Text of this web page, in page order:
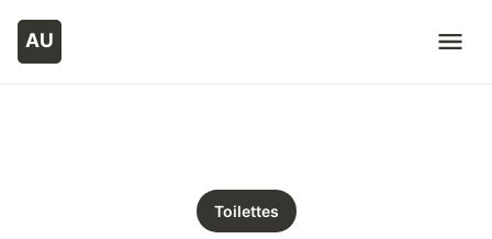
Toilettes